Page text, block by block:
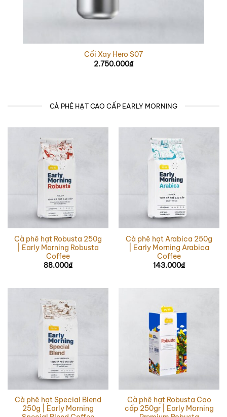
Cối Xay Hero S07
2.750.000₫
CÀ PHÊ HẠT CAO CẤP EARLY MORNING
Cà phê hạt Robusta 250g
| Early Morning Robusta
Coffee
88.000₫
Cà phê hạt Arabica 250g
| Early Morning Arabica
Coffee
143.000₫
Cà phê hạt Special Blend
250g | Early Morning
Cà phê hạt Robusta Cao
cấp 250gr | Early Morning